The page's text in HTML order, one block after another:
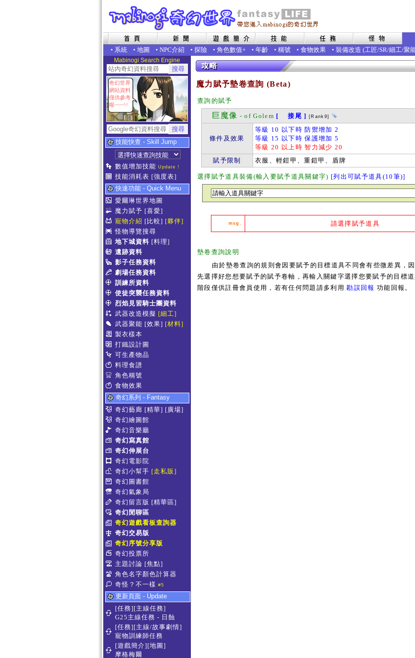
• 系統 • 地圖 • NPC介紹 • 探險 • 角色數值+ • 年齡 • 稱號 • 食物效果 • 裝備改造 (工匠/SR/細工/聚
Mabinogi Search Engine
奇幻世界
網站資料
僅供參考
喔~~~^^
技能快查 - Skill Jump
數值增加技能 Update !
技能消耗表 [強度表]
快速功能 - Quick Menu
愛爾琳世界地圖
魔力賦予 [喜愛]
寵物介紹 [比較] [夥伴]
怪物導覽搜尋
地下城資料 [料理]
遺跡資料
影子任務資料
劇場任務資料
訓練所資料
使徒突襲任務資料
烈焰見習騎士團資料
武器改造模擬 [細工]
武器聚能 [效果] [材料]
製衣樣本
打鐵設計圖
可生產物品
料理食譜
角色稱號
食物效果
奇幻系列 - Fantasy
奇幻藝廊 [精華] [廣場]
奇幻繪圖館
奇幻音樂廳
奇幻寫真館
奇幻伸展台
奇幻電影院
奇幻小幫手 [走私販]
奇幻圖書館
奇幻氣象局
奇幻留言版 [精華區]
奇幻閒聊區
奇幻遊戲看板查詢器
奇幻交易版
奇幻序號分享版
奇幻投票所
主題討論 [焦點]
角色名字顏色計算器
奇怪？不一樣 #5
更新頁面 - Update
[任務][主線任務]
G25主線任務 - 日蝕
[任務][主線/故事劇情]
寵物訓練師任務
[遊戲簡介][地圖]
摩格梅爾
魔力賦予墊卷查詢 (Beta)
查詢的賦予
巨魔像 - of Golem [ 接尾 ] [Rank9]
條件及效果
等級 10 以下時 防禦增加 2
等級 15 以下時 保護增加 5
等級 20 以上時 智力減少 20
賦予限制
衣服、輕鎧甲、重鎧甲、盾牌
選擇賦予道具裝備(輸入要賦予道具關鍵字) [列出可賦予道具(10筆)]
msg. 請選擇賦予道具
墊卷查詢說明
由於墊卷查詢的規則會因要賦予的目標道具不同會有些微差異，
先選擇好您想要賦予的賦予卷軸，再輸入關鍵字選擇您要賦予的目標
階段僅供註冊會員使用，若有任何問題請多利用勘誤回報 功能回報。